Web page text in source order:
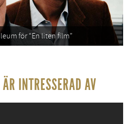
för “En liten film”
INTRESSERAD AV